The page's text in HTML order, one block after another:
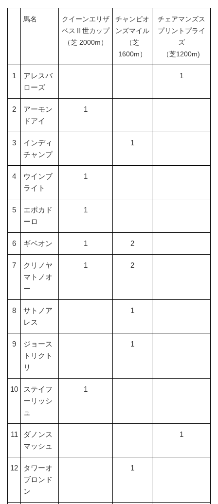
馬名
クイーンエリザ
ベスⅡ世カップ
（芝 2000m）
チャンピオ
ンズマイル
（芝
1600m）
チェアマンズス
プリントプライ
ズ
（芝1200m)
1
アレスバ
ローズ
1
2
アーモン
ドアイ
1
3
インディ
チャンプ
1
4
ウインブ
ライト
1
5
エポカド
ーロ
1
6 ギベオン 1 2
7
クリノヤ
マトノオ
ー
1 2
8
サトノア
レス
1
9
ジョース
トリクト
リ
1
10
ステイフ
ーリッシ
ュ
1
11
ダノンス
マッシュ
1
12
タワーオ
ブロンド
ン
1